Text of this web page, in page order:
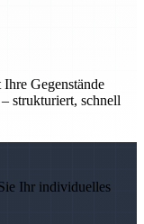
Gegenstände
strukturiert, schnell
Ihr individuelles